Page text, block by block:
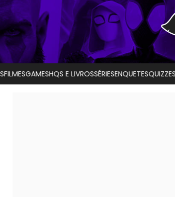
FILMESGAMESHQS E LIVROSSÉRIESENQUETESQUIZZES